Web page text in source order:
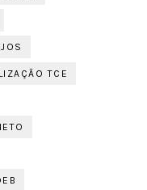
TCE